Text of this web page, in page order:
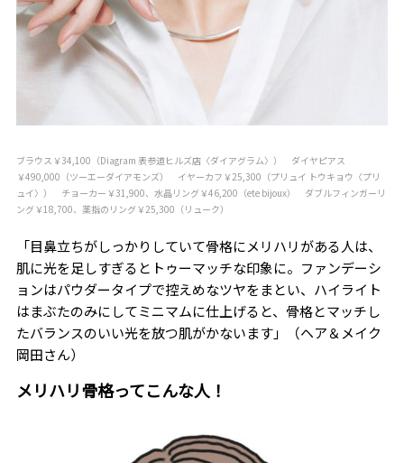
ブラウス￥34,100（Diagram 表参道ヒルズ店〈ダイアグラム〉） ダイヤピアス
￥490,000（ツーエーダイアモンズ） イヤーカフ￥25,300（プリュイ トウキョウ〈プリ
ュイ〉） チョーカー￥31,900、水晶リング￥46,200（ete bijoux） ダブルフィンガーリ
ング￥18,700、薬指のリング￥25,300（リューク）
「目鼻立ちがしっかりしていて骨格にメリハリがある人は、
肌に光を足しすぎるとトゥーマッチな印象に。ファンデーシ
ョンはパウダータイプで控えめなツヤをまとい、ハイライト
はまぶたのみにしてミニマムに仕上げると、骨格とマッチし
たバランスのいい光を放つ肌がかないます」（ヘア＆メイク
岡田さん）
メリハリ骨格ってこんな人！